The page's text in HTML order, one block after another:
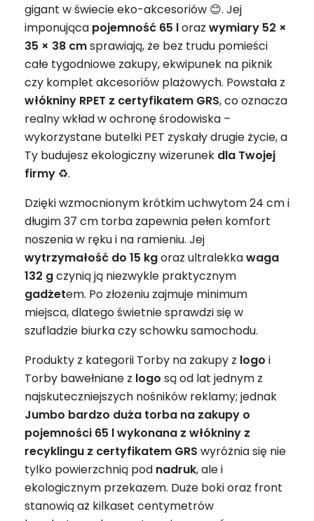
gigant w świecie eko-akcesoriów 😊. Jej
imponująca pojemność 65 loraz wymiary 52 ×
35 × 38 cmsprawiają, że bez trudu pomieści
całe tygodniowe zakupy, ekwipunek na piknik
czy komplet akcesoriów plażowych. Powstała z
włókniny RPET z certyfikatem GRS, co oznacza
realny wkład w ochronę środowiska –
wykorzystane butelki PET zyskały drugie życie, a
Ty budujesz ekologiczny wizerunek dla Twojej
firmy ♻️.
Dzięki wzmocnionym krótkim uchwytom 24 cm i
długim 37 cm torba zapewnia pełen komfort
noszenia w ręku i na ramieniu. Jej
wytrzymałość do 15 kgoraz ultralekkawaga
132 gczynią ją niezwykle praktycznym
gadżetem. Po złożeniu zajmuje minimum
miejsca, dlatego świetnie sprawdzi się w
szufladzie biurka czy schowku samochodu.
Produkty z kategorii Torby na zakupy z logo i
Torby bawełniane z logo są od lat jednym z
najskuteczniejszych nośników reklamy; jednak
Jumbo bardzo duża torba na zakupy o
pojemności 65 l wykonana z włókniny z
recyklingu z certyfikatem GRS wyróżnia się nie
tylko powierzchnią pod nadruk, ale i
ekologicznym przekazem. Duże boki oraz front
stanowią aż kilkaset centymetrów